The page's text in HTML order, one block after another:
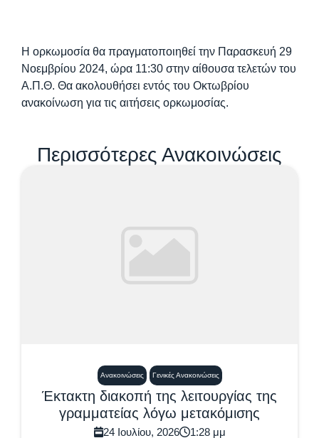
Η ορκωμοσία θα πραγματοποιηθεί την Παρασκευή 29
Νοεμβρίου 2024, ώρα 11:30 στην αίθουσα τελετών του
Α.Π.Θ. Θα ακολουθήσει εντός του Οκτωβρίου
ανακοίνωση για τις αιτήσεις ορκωμοσίας.
Περισσότερες Ανακοινώσεις
Ανακοινώσεις Γενικές Ανακοινώσεις
Έκτακτη διακοπή της λειτουργίας της
γραμματείας λόγω μετακόμισης
24 Ιουλίου, 2026 1:28 μμ